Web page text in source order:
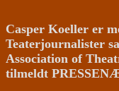
Casper Koeller er
Teaterjournalister
Association of
tilmeldt